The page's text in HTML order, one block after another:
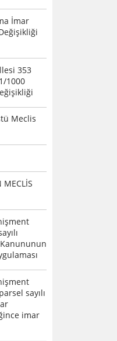
İmar
353
1000
Meclis
MECLİS
Kanununun
sayılı
imar